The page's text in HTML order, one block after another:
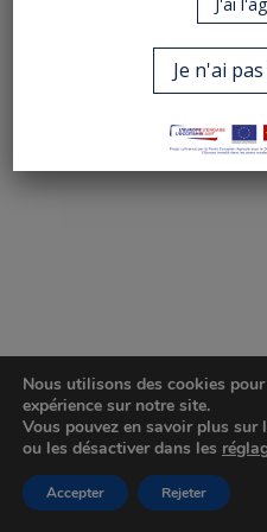
Je n'ai
Nous utilisons des cookies
expérience sur notre site.
Vous pouvez en savoir plus
ou les désactiver dans les
Accepter Rejeter